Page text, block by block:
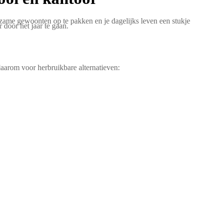
gewoonten op te pakken en je dagelijks leven een stukje
het jaar te gaan.
voor herbruikbare alternatieven: